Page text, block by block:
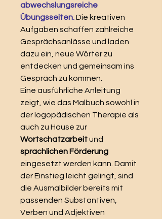
abwechslungsreiche
Übungsseiten.Die kreativen
Aufgaben schaffen zahlreiche
Gesprächsanlässe und laden
dazu ein, neue Wörter zu
entdecken und gemeinsam ins
Gespräch zu kommen.
Eine ausführliche Anleitung
zeigt, wie das Malbuch sowohl in
der logopädischen Therapie als
auch zu Hause zur
Wortschatzarbeitund
sprachlichen Förderung
eingesetzt werden kann. Damit
der Einstieg leicht gelingt, sind
die Ausmalbilder bereits mit
passenden Substantiven,
Verben und Adjektiven